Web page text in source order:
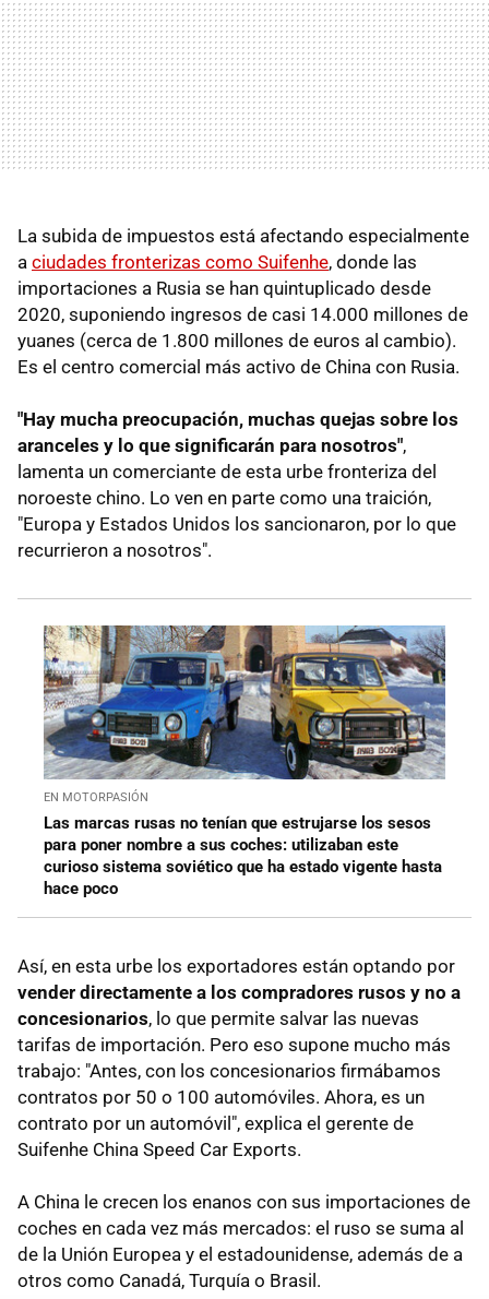
La subida de impuestos está afectando especialmente
a ciudades fronterizas como Suifenhe, donde las
importaciones a Rusia se han quintuplicado desde
2020, suponiendo ingresos de casi 14.000 millones de
yuanes (cerca de 1.800 millones de euros al cambio).
Es el centro comercial más activo de China con Rusia.
"Hay mucha preocupación, muchas quejas sobre los
aranceles y lo que significarán para nosotros",
lamenta un comerciante de esta urbe fronteriza del
noroeste chino. Lo ven en parte como una traición,
"Europa y Estados Unidos los sancionaron, por lo que
recurrieron a nosotros".
EN MOTORPASIÓN
Las marcas rusas no tenían que estrujarse los sesos
para poner nombre a sus coches: utilizaban este
curioso sistema soviético que ha estado vigente hasta
hace poco
Así, en esta urbe los exportadores están optando por
vender directamente a los compradores rusos y no a
concesionarios, lo que permite salvar las nuevas
tarifas de importación. Pero eso supone mucho más
trabajo: "Antes, con los concesionarios firmábamos
contratos por 50 o 100 automóviles. Ahora, es un
contrato por un automóvil", explica el gerente de
Suifenhe China Speed ​​Car Exports.
A China le crecen los enanos con sus importaciones de
coches en cada vez más mercados: el ruso se suma al
de la Unión Europea y el estadounidense, además de a
otros como Canadá, Turquía o Brasil.